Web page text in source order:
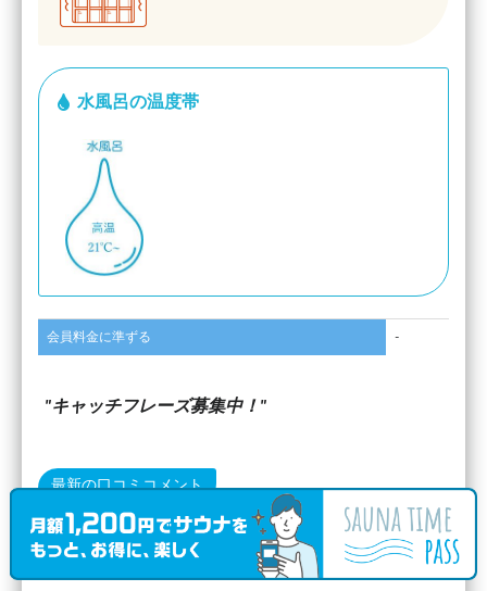
水風呂の温度帯
会員料金に準ずる -
キャッチフレーズ募集中！
最新の口コミコメント
ジム併設サウナ。 まだできて日が浅いので清潔感たっぷ